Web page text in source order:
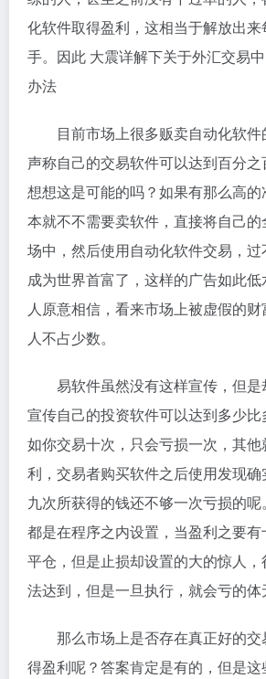
化软件取得盈利，这相当于解放出来
手。因此 大震详解下关于外汇交易
办法
目前市场上很多贩卖自动化软
声称自己的交易软件可以达到百分
想想这是可能的吗？如果有那么高
本就不不需要卖软件，直接将自己
场中，然后使用自动化软件交易，
成为世界首富了，这样的广告如此
人原意相信，看来市场上被虚假的
人不占少数。
易软件虽然没有这样宣传，但是
宣传自己的投资软件可以达到多少
如你交易十次，只会亏损一次，其
利，交易者购买软件之后使用发现
九次所获得的钱还不够一次亏损的
都是在程序之内设置，当盈利之要
平仓，但是止损却设置的大的惊人
法达到，但是一旦执行，就会亏的体
那么市场上是否存在真正好的交
得盈利呢？答案肯定是有的，但是